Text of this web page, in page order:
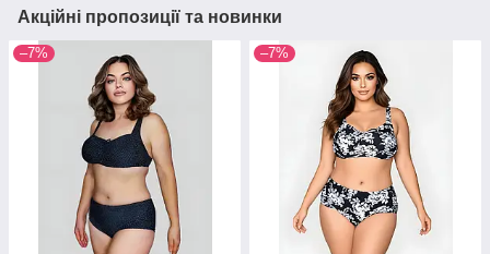
Акційні пропозиції та новинки
–7% –7%